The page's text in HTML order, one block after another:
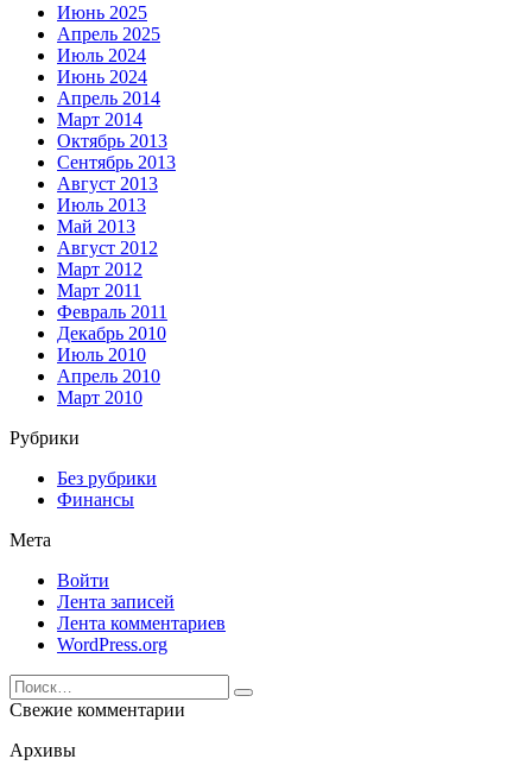
Июнь 2025
Апрель 2025
Июль 2024
Июнь 2024
Апрель 2014
Март 2014
Октябрь 2013
Сентябрь 2013
Август 2013
Июль 2013
Май 2013
Август 2012
Март 2012
Март 2011
Февраль 2011
Декабрь 2010
Июль 2010
Апрель 2010
Март 2010
Рубрики
Без рубрики
Финансы
Мета
Войти
Лента записей
Лента комментариев
WordPress.org
Search
for:
Свежие комментарии
Архивы